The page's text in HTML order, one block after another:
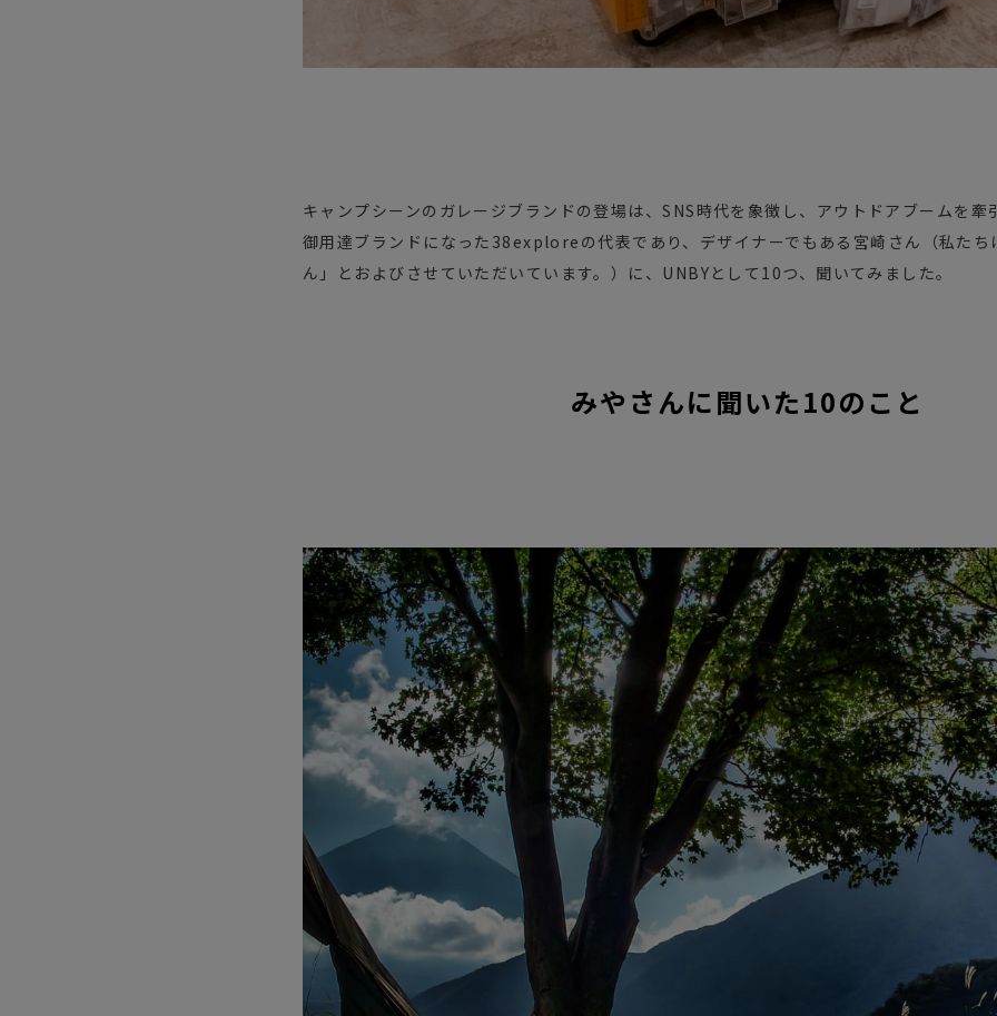
キャンプシーンのガレージブランドの登場は、SNS時代を象徴し、アウトドアブームを
御用達ブランドになった38exploreの代表であり、デザイナーでもある宮崎さん（私たち
ん」とおよびさせていただいています。）に、UNBYとして10つ、聞いてみました。
みやさんに聞いた10のこと